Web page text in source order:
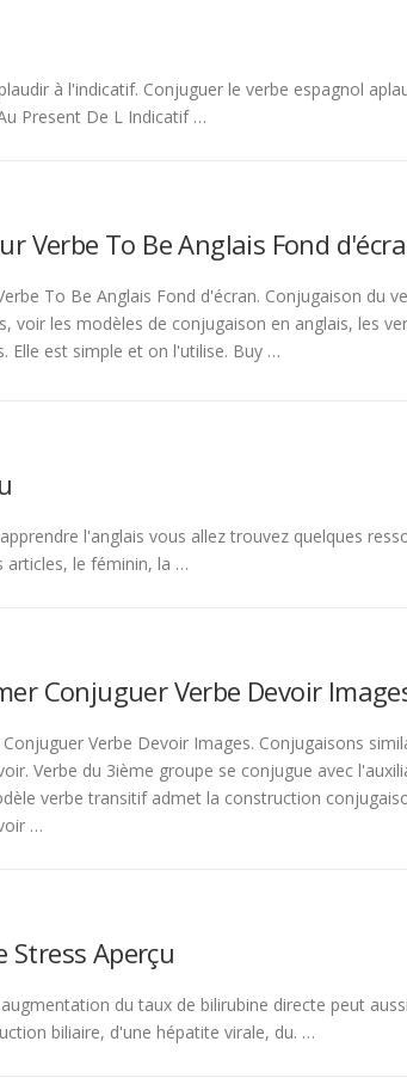
à l'indicatif. Conjuguer le verbe espagnol
Present De L Indicatif …
Verbe To Be Anglais Fond
To Be Anglais Fond d'écran. Conjugaison du
voir les modèles de conjugaison en anglais, les
Elle est simple et on l'utilise. Buy …
l'anglais vous allez trouvez quelques
articles, le féminin, la …
Conjuguer Verbe Devoir
Verbe Devoir Images. Conjugaisons
Verbe du 3ième groupe se conjugue avec
verbe transitif admet la construction
…
Stress Aperçu
du taux de bilirubine directe peut
biliaire, d'une hépatite virale, du. …